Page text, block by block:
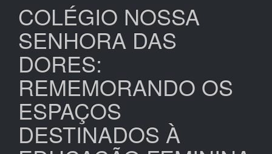
COLÉGIO NOSSA
SENHORA DAS
DORES:
REMEMORANDO OS
ESPAÇOS
DESTINADOS À